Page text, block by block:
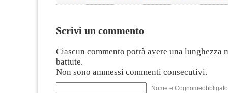
Scrivi un commento
Ciascun commento potrà avere una lunghezza
battute.
Non sono ammessi commenti consecutivi.
Nome e